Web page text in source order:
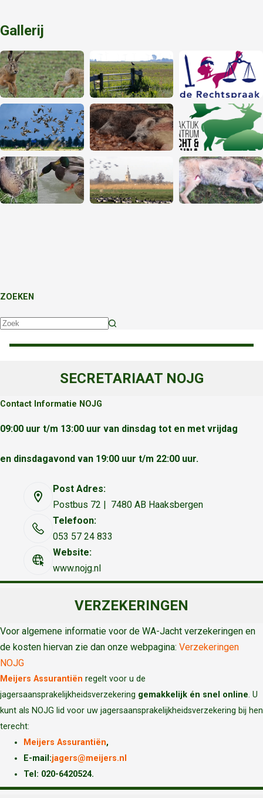
Gallerij
ZOEKEN
SECRETARIAAT NOJG
Contact Informatie NOJG
09:00 uur t/m 13:00 uur van dinsdag tot en met vrijdag
en dinsdagavond van 19:00 uur t/m 22:00 uur.
Post Adres:
Postbus 72 | 7480 AB Haaksbergen
Telefoon:
053 57 24 833
Website:
www.nojg.nl
VERZEKERINGEN
Voor algemene informatie voor de WA-Jacht verzekeringen en
de kosten hiervan zie dan onze webpagina: Verzekeringen
NOJG
Meijers Assurantiën regelt voor u de
jagersaansprakelijkheidsverzekering gemakkelijk én snel online. U
kunt als NOJG lid voor uw jagersaansprakelijkheidsverzekering bij hen
terecht:
Meijers Assurantiën,
E-mail:jagers@meijers.nl
Tel: 020-6420524.